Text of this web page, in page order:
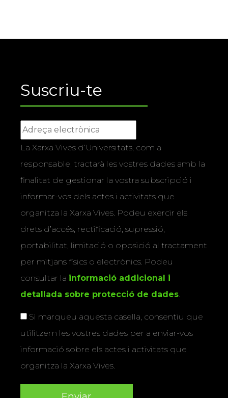
Suscriu-te
La Xarxa Vives d’Universitats, com a
responsable, tractarà les vostres dades amb la
finalitat de gestionar la vostra subscripció i
informar-vos dels actes i activitats que
organitza la Xarxa Vives. Podeu exercir els
drets d’accés, rectificació, supressió,
portabilitat, limitació o oposició al tractament
per mitjans físics o electrònics. Podeu
consultar la informació addicional i
detallada sobre protecció de dades.
Si marqueu aquesta casella, consentiu que
utilitzem les vostres dades per a enviar-vos
informació sobre els actes i activitats que
organitza la Xarxa Vives.